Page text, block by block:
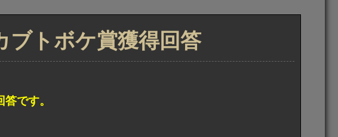
ブトボケ賞獲得回答
です。